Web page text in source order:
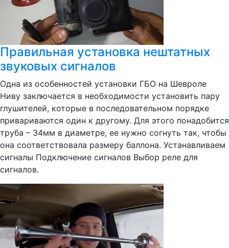
Правильная установка нештатных
звуковых сигналов
Одна из особенностей установки ГБО на Шевроле
Ниву заключается в необходимости установить пару
глушителей, которые в последовательном порядке
привариваются один к другому. Для этого понадобится
труба – 34мм в диаметре, ее нужно согнуть так, чтобы
она соответствовала размеру баллона. Устанавливаем
сигналы Подключение сигналов Выбор реле для
сигналов.